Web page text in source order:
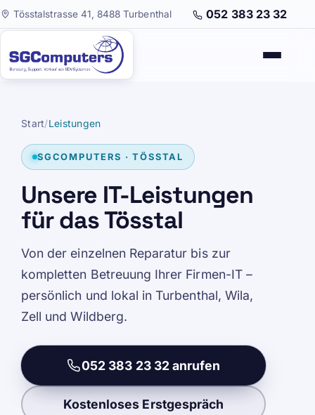
Tösstalstrasse 41, 8488 Turbenthal 052 383 23 32
Start/Leistungen
SGCOMPUTERS · TÖSSTAL
Unsere IT-Leistungen
für das Tösstal
Von der einzelnen Reparatur bis zur
kompletten Betreuung Ihrer Firmen-IT –
persönlich und lokal in Turbenthal, Wila,
Zell und Wildberg.
052 383 23 32 anrufen
Kostenloses Erstgespräch